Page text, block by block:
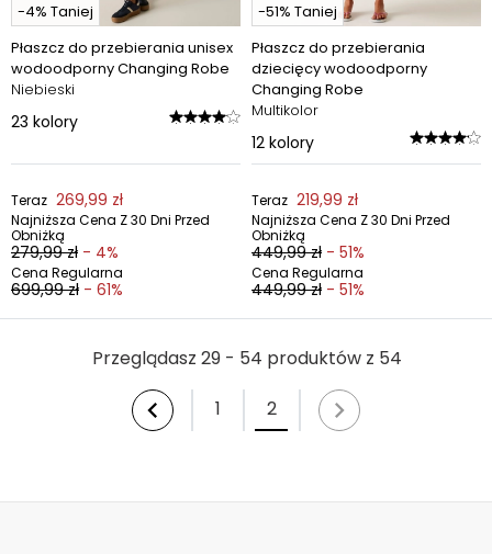
-4% Taniej
Płaszcz do przebierania unisex
wodoodporny Changing Robe
Niebieski
23 kolory
Teraz 269,99 zł
Najniższa Cena Z 30 Dni Przed
Obniżką
279,99 zł - 4%
Cena Regularna
699,99 zł - 61%
-51% Taniej
Płaszcz do przebierania
dziecięcy wodoodporny
Changing Robe
Multikolor
12 kolory
Teraz 219,99 zł
Najniższa Cena Z 30 Dni Przed
Obniżką
449,99 zł - 51%
Cena Regularna
449,99 zł - 51%
Przeglądasz 29 - 54 produktów z 54
1
2